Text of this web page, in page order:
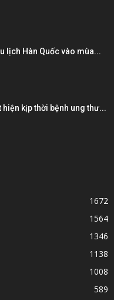
lịch Hàn Quốc vào mùa...
hiện kịp thời bệnh ung thư...
1672
1564
1346
1138
1008
589